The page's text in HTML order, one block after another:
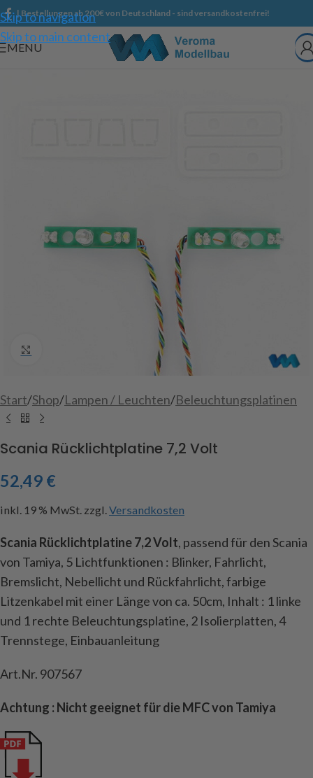
Skip to navigation
Skip to main content
| Bestellungen ab 200€ von Deutschland - sind versandkostenfrei!
MENU
Start/Shop/Lampen / Leuchten/Beleuchtungsplatinen
Scania Rücklichtplatine 7,2 Volt
52,49 €
inkl. 19 % MwSt. zzgl.Versandkosten
Scania Rücklichtplatine 7,2 Volt, passend für den Scania
von Tamiya, 5 Lichtfunktionen : Blinker, Fahrlicht,
Bremslicht, Nebellicht und Rückfahrlicht, farbige
Litzenkabel mit einer Länge von ca. 50cm, Inhalt : 1 linke
und 1 rechte Beleuchtungsplatine, 2 Isolierplatten, 4
Trennstege, Einbauanleitung
Art.Nr. 907567
Achtung : Nicht geeignet für die MFC von Tamiya